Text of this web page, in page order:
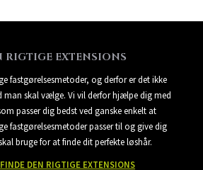
RIGTIGE EXTENSIONS
fastgørelsesmetoder, og derfor er det ikke
man skal vælge. Vi vil derfor hjælpe dig med
passer dig bedst ved ganske enkelt at
fastgørelsesmetoder passer til og give dig
bruge for at finde dit perfekte løshår.
FINDE DEN RIGTIGE EXTENSIONS